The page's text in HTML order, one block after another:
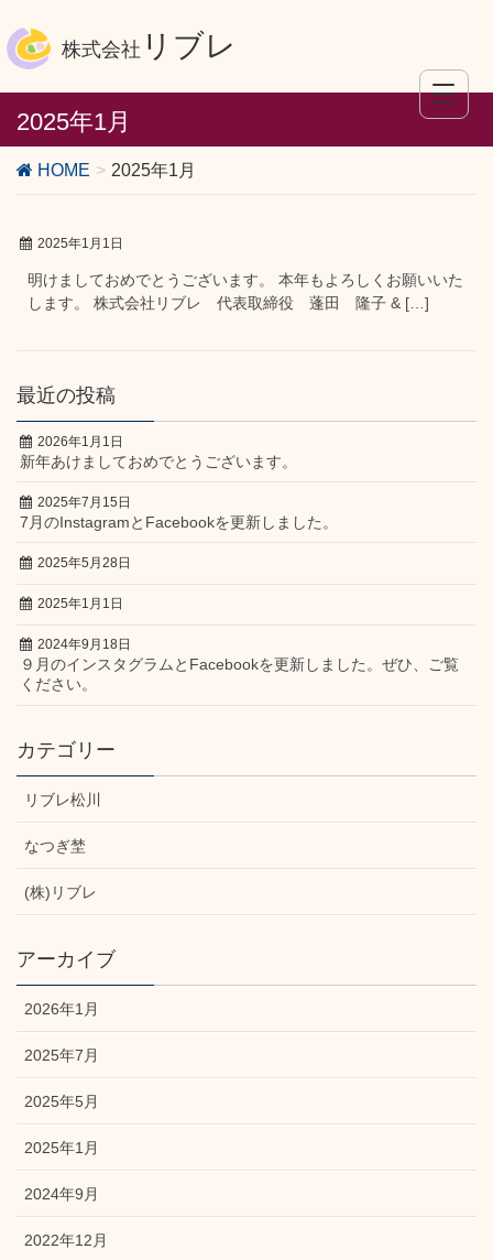
株式会社 リブレ
2025年1月
HOME 2025年1月
2025年1月1日
明けましておめでとうございます。 本年もよろしくお願いいた
します。 株式会社リブレ 代表取締役 蓬田 隆子 & […]
最近の投稿
2026年1月1日
新年あけましておめでとうございます。
2025年7月15日
7月のInstagramとFacebookを更新しました。
2025年5月28日
2025年1月1日
2024年9月18日
９月のインスタグラムとFacebookを更新しました。ぜひ、ご覧
ください。
カテゴリー
リブレ松川
なつぎ埜
(株)リブレ
アーカイブ
2026年1月
2025年7月
2025年5月
2025年1月
2024年9月
2022年12月